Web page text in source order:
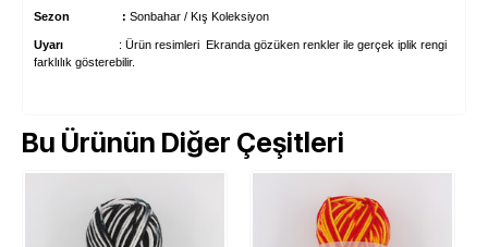
Sezon : Sonbahar / Kış Koleksiyon
Uyarı : Ürün resimleri Ekranda gözüken renkler ile gerçek iplik rengi
farklılık gösterebilir.
Bu Ürünün Diğer Çeşitleri